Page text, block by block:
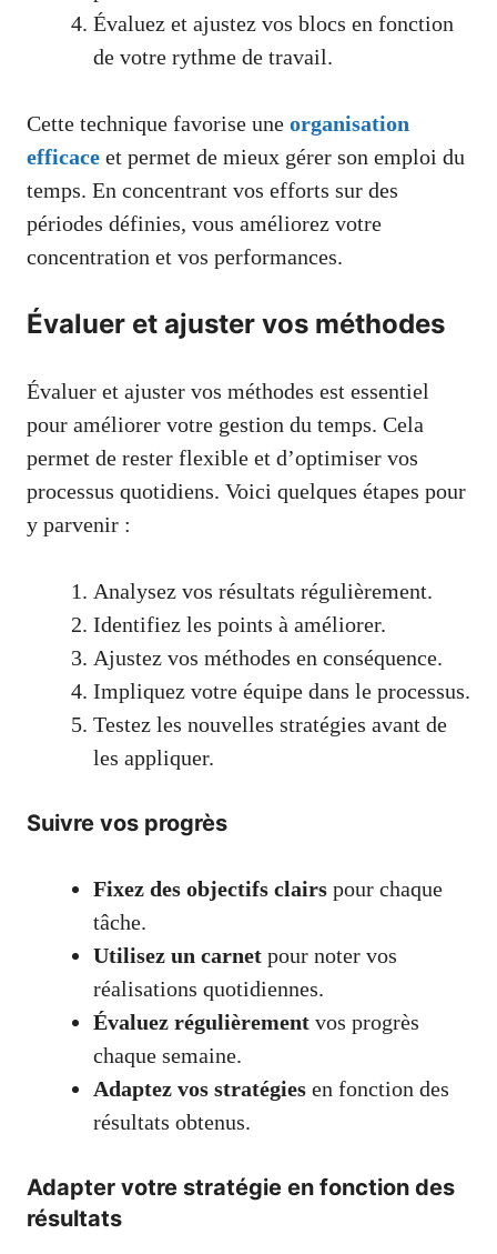
Évaluez et ajustez vos blocs en fonction
de votre rythme de travail.
Cette technique favorise une organisation
efficace et permet de mieux gérer son emploi du
temps. En concentrant vos efforts sur des
périodes définies, vous améliorez votre
concentration et vos performances.
Évaluer et ajuster vos méthodes
Évaluer et ajuster vos méthodes est essentiel
pour améliorer votre gestion du temps. Cela
permet de rester flexible et d’optimiser vos
processus quotidiens. Voici quelques étapes pour
y parvenir :
Analysez vos résultats régulièrement.
Identifiez les points à améliorer.
Ajustez vos méthodes en conséquence.
Impliquez votre équipe dans le processus.
Testez les nouvelles stratégies avant de
les appliquer.
Suivre vos progrès
Fixez des objectifs clairs pour chaque
tâche.
Utilisez un carnet pour noter vos
réalisations quotidiennes.
Évaluez régulièrement vos progrès
chaque semaine.
Adaptez vos stratégies en fonction des
résultats obtenus.
Adapter votre stratégie en fonction des
résultats